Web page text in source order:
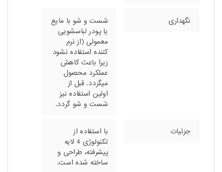
نگهداری
شست و شو با مایع
یا پودر لباسشویی
معمولی (از نرم
کننده استفاده نشود
زیرا باعث کاهش
عملکرد محصول
میگردد. قبل از
اولین استفاده نیز
شست و شو گردد.
جزئیات
با استفاده از
تکنولوژی 4 لایه
پیشرفته، طراحی و
ساخته شده است.